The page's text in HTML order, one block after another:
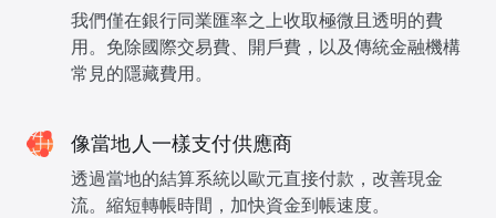
我們僅在銀行同業匯率之上收取極微且透明的費
用。免除國際交易費、開戶費，以及傳統金融機構
常見的隱藏費用。
像當地人一樣支付供應商
透過當地的結算系統以歐元直接付款，改善現金
流。縮短轉帳時間，加快資金到帳速度。